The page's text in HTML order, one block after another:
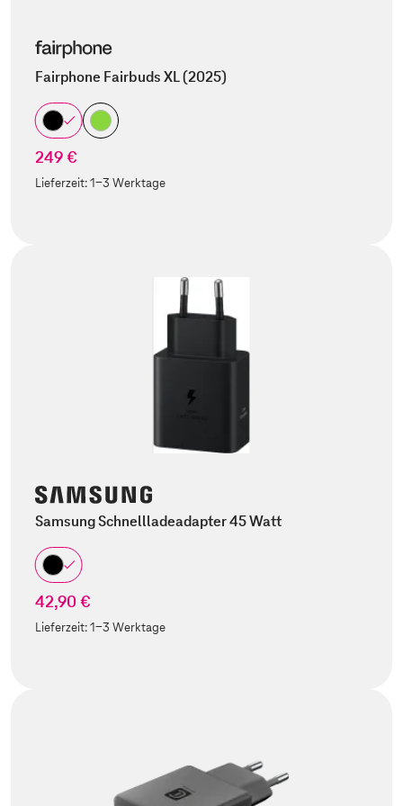
Fairphone Fairbuds XL (2025)
249 €
Lieferzeit:1-3 Werktage
Samsung Schnellladeadapter 45 Watt
42,90 €
Lieferzeit:1-3 Werktage